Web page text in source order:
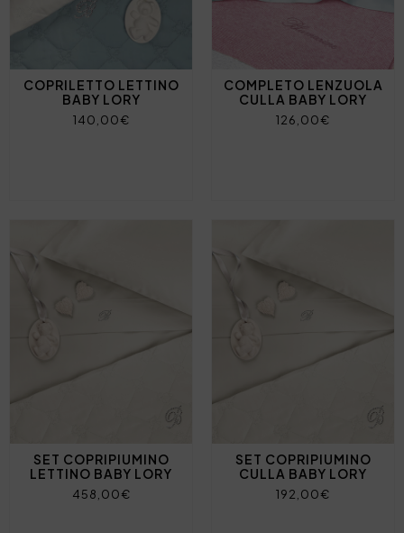
COPRILETTO LETTINO
BABY LORY
140,00€
COMPLETO LENZUOLA
CULLA BABY LORY
126,00€
SET COPRIPIUMINO
LETTINO BABY LORY
458,00€
SET COPRIPIUMINO
CULLA BABY LORY
192,00€